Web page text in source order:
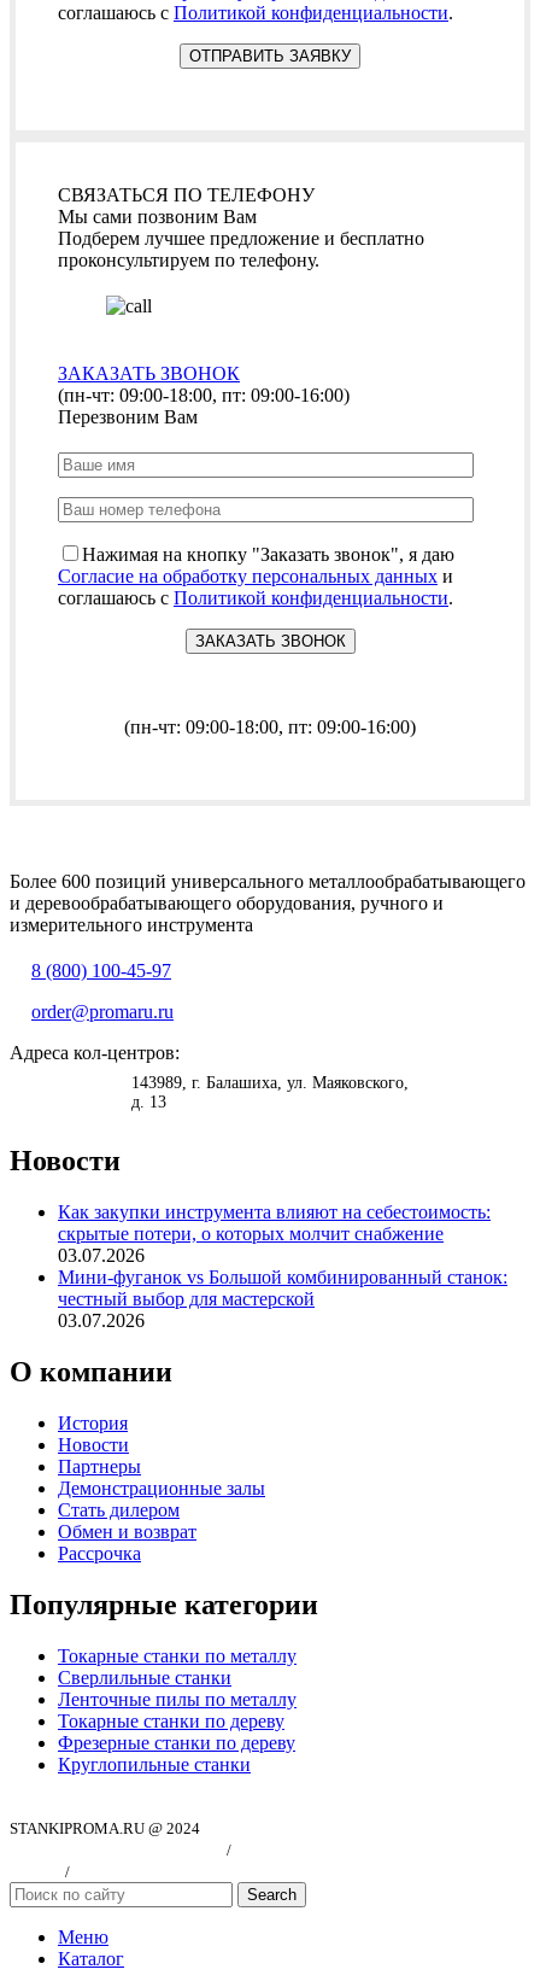
соглашаюсь с Политикой конфиденциальности.
СВЯЗАТЬСЯ ПО ТЕЛЕФОНУ
Мы сами позвоним Вам
Подберем лучшее предложение и бесплатно
проконсультируем по телефону.
ЗАКАЗАТЬ ЗВОНОК
(пн-чт: 09:00-18:00, пт: 09:00-16:00)
Перезвоним Вам
Нажимая на кнопку "Заказать звонок", я даю
Согласие на обработку персональных данных и
соглашаюсь с Политикой конфиденциальности.
(пн-чт: 09:00-18:00, пт: 09:00-16:00)
Более 600 позиций универсального металлообрабатывающего
и деревообрабатывающего оборудования, ручного и
измерительного инструмента
8 (800) 100-45-97
order@promaru.ru
Адреса кол-центров:
143989 , г. Балашиха ул. Маяковского,
д. 13
Новости
Как закупки инструмента влияют на себестоимость:
скрытые потери, о которых молчит снабжение
03.07.2026
Мини-фуганок vs Большой комбинированный станок:
честный выбор для мастерской
03.07.2026
О компании
История
Новости
Партнеры
Демонстрационные залы
Стать дилером
Обмен и возврат
Рассрочка
Популярные категории
Токарные станки по металлу
Сверлильные станки
Ленточные пилы по металлу
Токарные станки по дереву
Фрезерные станки по дереву
Круглопильные станки
STANKIPROMA.RU @ 2024
/
/
Search
Меню
Каталог